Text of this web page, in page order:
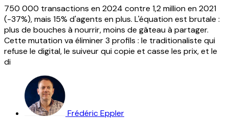
750 000 transactions en 2024 contre 1,2 million en 2021
(-37%), mais 15% d'agents en plus. L'équation est brutale :
plus de bouches à nourrir, moins de gâteau à partager.
Cette mutation va éliminer 3 profils : le traditionaliste qui
refuse le digital, le suiveur qui copie et casse les prix, et le
di
Frédéric Eppler